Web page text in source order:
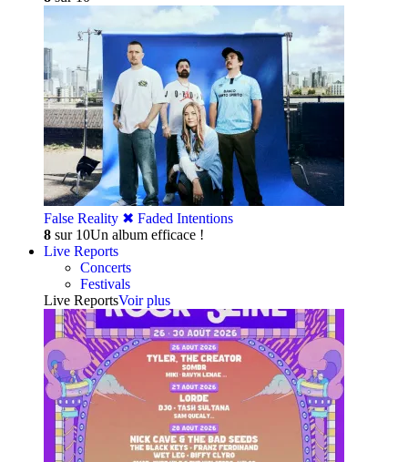
False Reality ✖︎ Faded Intentions
8 sur 10Un album efficace !
Live Reports
Concerts
Festivals
Live ReportsVoir plus